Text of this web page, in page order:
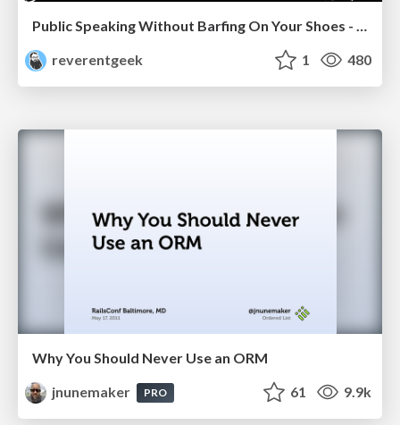
reverentgeek
1 480
Why You Should Never Use an ORM
jnunemaker
PRO 61 9.9k